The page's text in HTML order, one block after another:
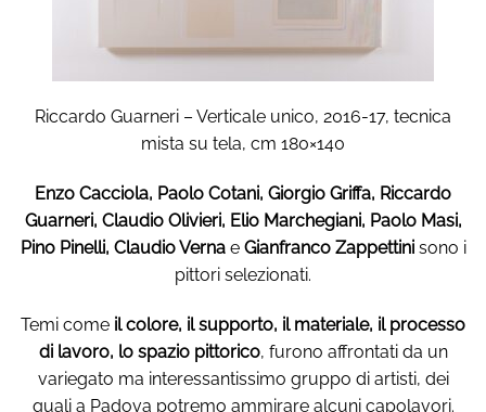
Riccardo Guarneri – Verticale unico, 2016-17, tecnica
mista su tela, cm 180×140
Enzo Cacciola, Paolo Cotani, Giorgio Griffa, Riccardo
Guarneri, Claudio Olivieri, Elio Marchegiani, Paolo Masi,
Pino Pinelli, Claudio Verna e Gianfranco Zappettini sono i
pittori selezionati.
Temi come il colore, il supporto, il materiale, il processo
di lavoro, lo spazio pittorico, furono affrontati da un
variegato ma interessantissimo gruppo di artisti, dei
quali a Padova potremo ammirare alcuni capolavori.